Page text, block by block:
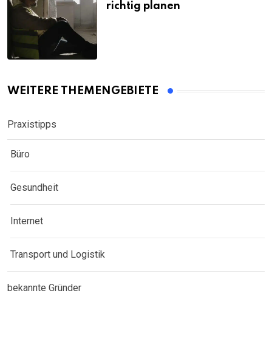
richtig planen
WEITERE THEMENGEBIETE
Praxistipps
Büro
Gesundheit
Internet
Transport und Logistik
bekannte Gründer